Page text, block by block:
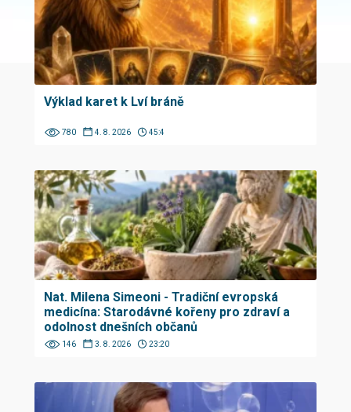
Výklad karet k Lví bráně
780 4. 8. 2026 45:4
Nat. Milena Simeoni - Tradiční evropská
medicína: Starodávné kořeny pro zdraví a
odolnost dnešních občanů
146 3. 8. 2026 23:20